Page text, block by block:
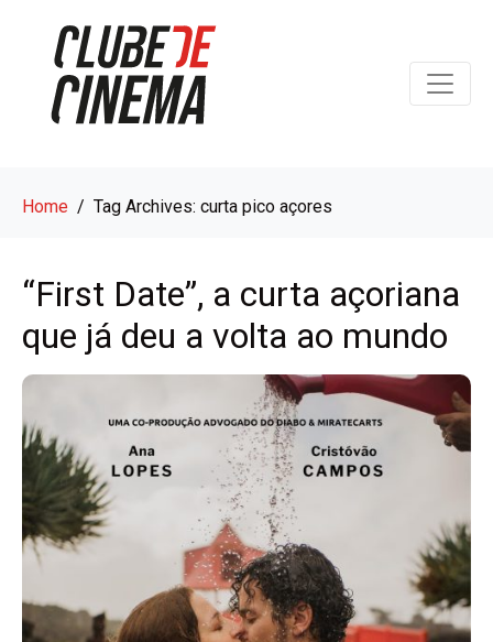
Home Tag Archives: curta pico açores
“First Date”, a curta açoriana
que já deu a volta ao mundo